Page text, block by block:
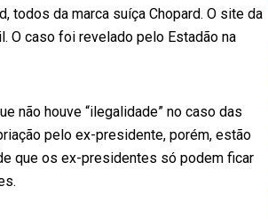
todos da marca suíça Chopard. O site da
O caso foi revelado pelo Estadão na
não houve “ilegalidade” no caso das
pelo ex-presidente, porém, estão
que os ex-presidentes só podem ficar